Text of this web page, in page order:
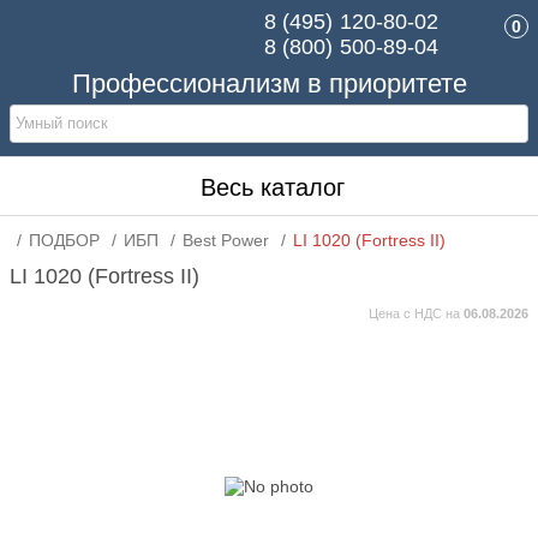
Профессионализм в приоритете
8 (495) 120-80-02
8 (800) 500-89-04
0
Весь каталог
ПОДБОР ИБП Best Power LI 1020 (Fortress II)
LI 1020 (Fortress II)
Цена с НДС на 06.08.2026